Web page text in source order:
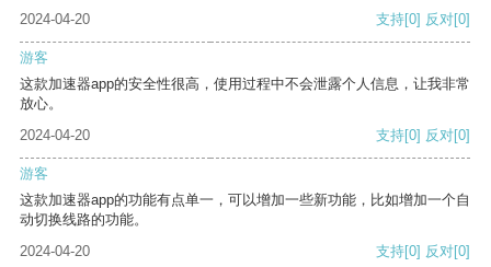
2024-04-20 支持[0] 反对[0]
游客
这款加速器app的安全性很高，使用过程中不会泄露个人信息，让我非常
放心。
2024-04-20
支持[0] 反对[0]
游客
这款加速器app的功能有点单一，可以增加一些新功能，比如增加一个自
动切换线路的功能。
2024-04-20
支持[0] 反对[0]